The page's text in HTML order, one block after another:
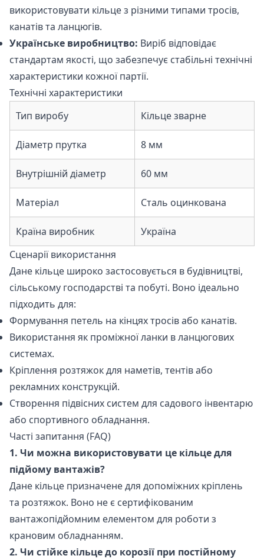
використовувати кільце з різними типами тросів,
канатів та ланцюгів.
Українське виробництво: Виріб відповідає
стандартам якості, що забезпечує стабільні технічні
характеристики кожної партії.
Технічні характеристики
Тип виробу
Кільце зварне
Діаметр прутка 8 мм
Внутрішній діаметр 60 мм
Матеріал Сталь оцинкована
Країна виробник
Україна
Сценарії використання
Дане кільце широко застосовується в будівництві,
сільському господарстві та побуті. Воно ідеально
підходить для:
Формування петель на кінцях тросів або канатів.
Використання як проміжної ланки в ланцюгових
системах.
Кріплення розтяжок для наметів, тентів або
рекламних конструкцій.
Створення підвісних систем для садового інвентарю
або спортивного обладнання.
Часті запитання (FAQ)
1. Чи можна використовувати це кільце для
підйому вантажів?
Дане кільце призначене для допоміжних кріплень
та розтяжок. Воно не є сертифікованим
вантажопідйомним елементом для роботи з
крановим обладнанням.
2. Чи стійке кільце до корозії при постійному